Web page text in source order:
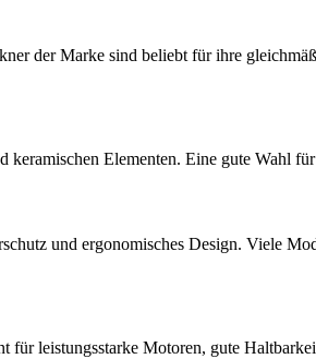
der Marke sind beliebt für ihre
Elementen. Eine gute Wahl
und ergonomisches Design. Viele
leistungsstarke Motoren, gute